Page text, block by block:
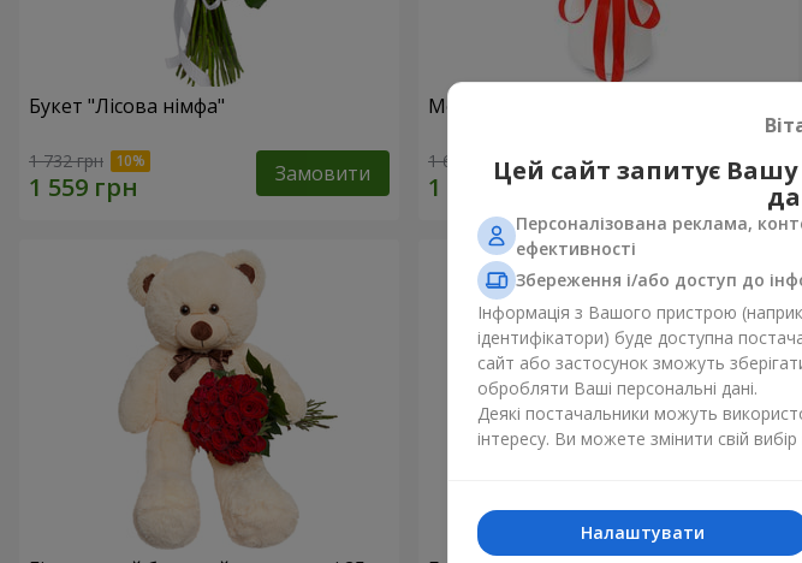
Букет "Лісова німфа"
1 732 грн Замовити
Монобукет з 11 червоних троянд
1 624 грн Замовити
Цей сайт запитує
Персоналізована реклама,
ефективності
Збереження і/або доступ до
Інформація з Вашого пристрою
ідентифікатори) буде доступна
сайт або застосунок зможуть
обробляти Ваші персональні дані.
Деякі постачальники можуть
інтересу. Ви можете змінити свій
Налаштувати